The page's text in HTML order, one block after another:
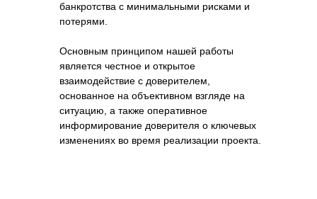
банкротства с минимальными рисками и
потерями.
Основным принципом нашей работы
является честное и открытое
взаимодействие с доверителем,
основанное на объективном взгляде на
ситуацию, а также оперативное
информирование доверителя о ключевых
изменениях во время реализации проекта.